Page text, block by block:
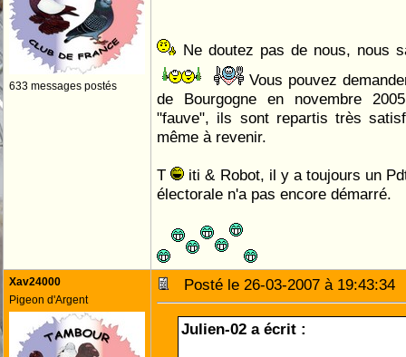
633 messages postés
Ne doutez pas de nous, nous
Vous pouvez
de Bourgogne en novembre
"fauve", ils sont repartis très
même à revenir.
T
iti & Robot, il y a toujours un
électorale n'a pas encore démarré.
Xav24000
Pigeon d'Argent
Posté le 26-03-2007 à
Julien-02 a écrit :